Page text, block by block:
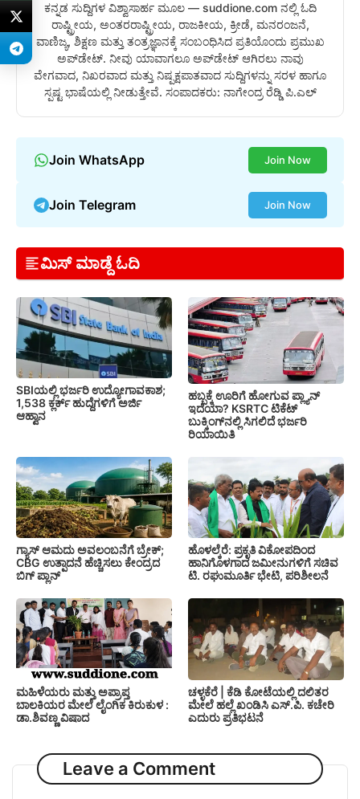
ಕನ್ನಡ ಸುದ್ದಿಗಳ ವಿಶ್ವಾಸಾರ್ಹ ಮೂಲ — suddione.com ನಲ್ಲಿ ಓದಿ
ರಾಷ್ಟ್ರೀಯ, ಅಂತರರಾಷ್ಟ್ರೀಯ, ರಾಜಕೀಯ, ಕ್ರೀಡೆ, ಮನರಂಜನೆ,
ವಾಣಿಜ್ಯ, ಶಿಕ್ಷಣ ಮತ್ತು ತಂತ್ರಜ್ಞಾನಕ್ಕೆ ಸಂಬಂಧಿಸಿದ ಪ್ರತಿಯೊಂದು ಪ್ರಮುಖ
ಅಪ್‌ಡೇಟ್. ನೀವು ಯಾವಾಗಲೂ ಅಪ್‌ಡೇಟ್ ಆಗಿರಲು ನಾವು
ವೇಗವಾದ, ನಿಖರವಾದ ಮತ್ತು ನಿಷ್ಪಕ್ಷಪಾತವಾದ ಸುದ್ದಿಗಳನ್ನು ಸರಳ ಹಾಗೂ
ಸ್ಪಷ್ಟ ಭಾಷೆಯಲ್ಲಿ ನೀಡುತ್ತೇವೆ. ಸಂಪಾದಕರು: ನಾಗೇಂದ್ರ ರೆಡ್ಡಿ ಪಿ.ಎಲ್
Join WhatsApp Join Now
Join Telegram Join Now
ಮಿಸ್ ಮಾಡ್ದೆ ಓದಿ
SBIಯಲ್ಲಿ ಭರ್ಜರಿ ಉದ್ಯೋಗಾವಕಾಶ;
1,538 ಕ್ಲರ್ಕ್ ಹುದ್ದೆಗಳಿಗೆ ಅರ್ಜಿ
ಆಹ್ವಾನ
ಹಬ್ಬಕ್ಕೆ ಊರಿಗೆ ಹೋಗುವ ಪ್ಲ್ಯಾನ್
ಇದೆಯಾ? KSRTC ಟಿಕೆಟ್
ಬುಕ್ಕಿಂಗ್‌ನಲ್ಲಿ ಸಿಗಲಿದೆ ಭರ್ಜರಿ
ರಿಯಾಯಿತಿ
ಗ್ಯಾಸ್ ಆಮದು ಅವಲಂಬನೆಗೆ ಬ್ರೇಕ್;
CBG ಉತ್ಪಾದನೆ ಹೆಚ್ಚಿಸಲು ಕೇಂದ್ರದ
ಬಿಗ್ ಪ್ಲಾನ್
ಹೊಳಲ್ಕೆರೆ: ಪ್ರಕೃತಿ ವಿಕೋಪದಿಂದ
ಹಾನಿಗೊಳಗಾದ ಜಮೀನುಗಳಿಗೆ ಸಚಿವ
ಟಿ. ರಘುಮೂರ್ತಿ ಭೇಟಿ, ಪರಿಶೀಲನೆ
ಮಹಿಳೆಯರು ಮತ್ತು ಅಪ್ರಾಪ್ತ
ಬಾಲಕಿಯರ ಮೇಲೆ ಲೈಂಗಿಕ ಕಿರುಕುಳ :
ಡಾ.ಶಿವಣ್ಣ ವಿಷಾದ
ಚಳ್ಳಕೆರೆ | ಕೆಡಿ ಕೋಟೆಯಲ್ಲಿ ದಲಿತರ
ಮೇಲೆ ಹಲ್ಲೆ ಖಂಡಿಸಿ ಎಸ್.ಪಿ. ಕಚೇರಿ
ಎದುರು ಪ್ರತಿಭಟನೆ
Leave a Comment